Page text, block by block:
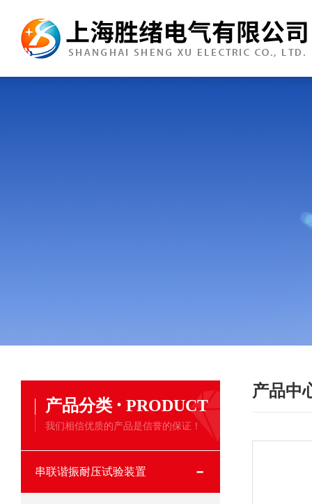
产品分类 · PRODUCT
我们相信优质的产品是信誉的保证！
串联谐振耐压试验装置
产品中